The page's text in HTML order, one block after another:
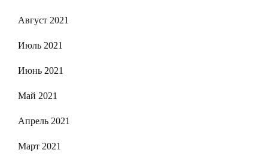
Август 2021
Июль 2021
Июнь 2021
Май 2021
Апрель 2021
Март 2021